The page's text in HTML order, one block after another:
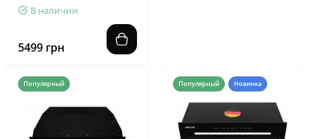
В наличии
5499 грн
Популярный Популярный Новинка